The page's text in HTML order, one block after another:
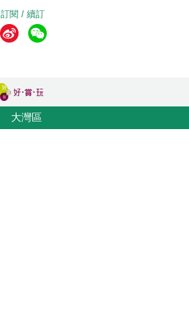
訂閱 / 續訂
大灣區